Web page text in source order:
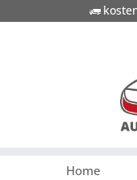
Home